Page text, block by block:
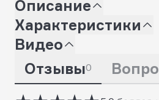
Описание
Характеристики
Видео
Отзывы0